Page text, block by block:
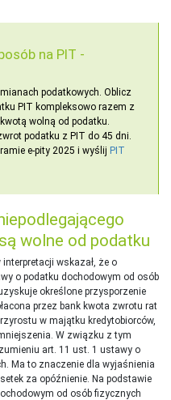
na PIT -
podatkowych. Oblicz
PIT kompleksowo razem z
wolną od podatku.
podatku z PIT do 45 dni.
e-pity 2025 i wyślij PIT
wolne od podatku
wskazał, że o
o podatku dochodowym od osób
określone przysporzenie
przez bank kwota zwrotu rat
w majątku kredytobiorców,
W związku z tym
art. 11 ust. 1 ustawy o
Ma to znaczenie dla wyjaśnienia
za opóźnienie. Na podstawie
od osób fizycznych